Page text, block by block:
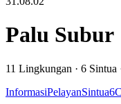
Palu Subur
11 Lingkungan · 6 Sintua
InformasiPelayanSintua6